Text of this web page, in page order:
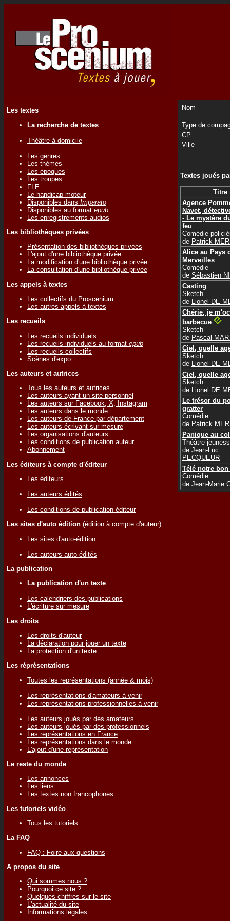
Les textes
La recherche de textes
Théâtre à domicile
Les genres
Les thèmes
Les époques
Les troupes
FLE
Le handicap moteur
Disponibles dans Imparato
Disponibles au format epub
Les enregistrements audios
Les bibliothèques privées
Présentation des bibliothèques privées
L'ajout d'une bibliothèque privée
La modification d'une bibliothèque privée
La consultation d'une bibliothèque privée
Les appels à textes
Les collectifs du Proscenium
Les autres appels à textes
Les recueils
Les recueils individuels
Les recueils individuels au format epub
Les recueils collectifs
Scènes d'expo
Les auteurs et autrices
Tous les auteurs et autrices
Les auteurs ayant un site personnel
Les auteurs sur Facebook, X, Instagram
Les auteurs dans le monde
Les auteurs de France par département
Les auteurs écrivant sur mesure
Les organisations d'auteurs
Les conditions de publication auteur
Abonnement
Les éditeurs à compte d'éditeur
Les éditeurs
Les auteurs édités
Les conditions de publication éditeur
Les sites d'auto édition (édition à compte d'auteur)
Les sites d'auto-édition
Les auteurs auto-édités
La publication
La publication d'un texte
Les calendriers des publications
L'écriture sur mesure
Les droits
Les droits d'auteur
La déclaration pour jouer un texte
La protection d'un texte
Les réprésentations
Toutes les représentations (année & mois)
Les représentations d'amateurs à venir
Les représentations professionnelles à venir
Les auteurs joués par des amateurs
Les auteurs joués par des professionnels
Les représentations en France
Les représentations dans le monde
L'ajout d'une représentation
Le reste du monde
Les annonces
Les liens
Les textes non francophones
Les tutoriels vidéo
Tous les tutoriels
La FAQ
FAQ : Foire aux questions
A propos du site
Qui sommes nous ?
Pourquoi ce site ?
Quelques chiffres sur le site
L'actualité du site
Informations légales
Nom
Type de
CP
Ville
Textes joués
Titre
Agence
Navet,
- Le mystère
feu
Comédie
de Patrick
Alice au Pays
Merveilles
Comédie
de Sébastien
Casting
Sketch
de
Lionel DE
Chérie, je
barbecue
Sketch
de Pascal
Ciel, quelle
Sketch
de
Lionel DE
Ciel, quelle
Sketch
de
Lionel DE
Le trésor du
gratter
Comédie
de Patrick
Panique au
Théâtre
de Jean-Luc
PECQUEUR
Télé notre
Comédie
de Jean-Marie